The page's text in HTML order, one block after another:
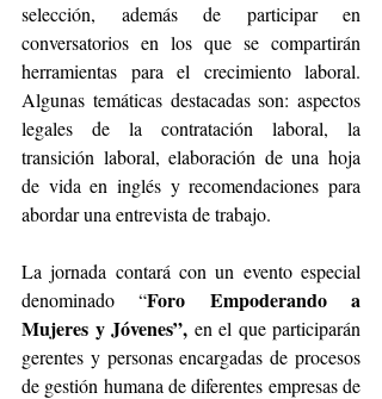
selección, además de participar en
conversatorios en los que se compartirán
herramientas para el crecimiento laboral.
Algunas temáticas destacadas son: aspectos
legales de la contratación laboral, la
transición laboral, elaboración de una hoja
de vida en inglés y recomendaciones para
abordar una entrevista de trabajo.
La jornada contará con un evento especial
denominado “Foro Empoderando a
Mujeres y Jóvenes”, en el que participarán
gerentes y personas encargadas de procesos
de gestión humana de diferentes empresas de